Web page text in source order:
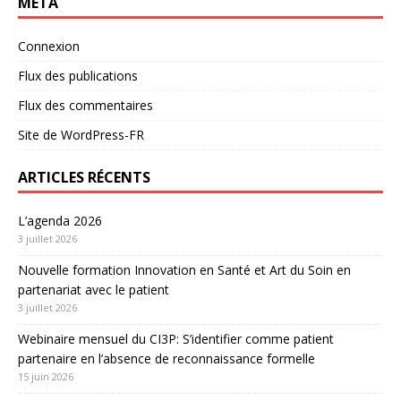
Connexion
Flux des publications
Flux des commentaires
Site de WordPress-FR
ARTICLES RÉCENTS
L’agenda 2026
3 juillet 2026
Nouvelle formation Innovation en Santé et Art du Soin en
partenariat avec le patient
3 juillet 2026
Webinaire mensuel du CI3P: S’identifier comme patient
partenaire en l’absence de reconnaissance formelle
15 juin 2026